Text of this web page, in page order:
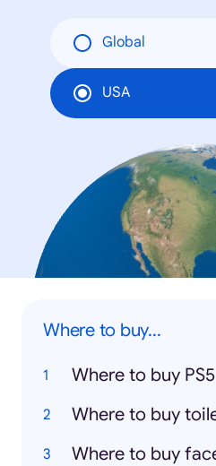
Global
USA
Where to buy...
Where to buy PS5